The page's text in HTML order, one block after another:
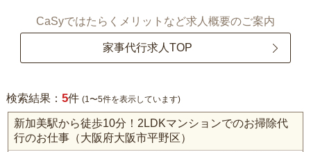
CaSyではたらくメリットなど求人概要のご案内
家事代行求人TOP
検索結果： 5件 (1〜5件を表示しています)
新加美駅から徒歩10分！2LDKマンションでのお掃除代
行のお仕事（大阪府大阪市平野区）